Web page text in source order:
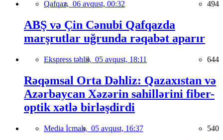
Qafqaz, 06 avqust, 00:32 494
ABŞ və Çin Cənubi Qafqazda
marşrutlar uğrunda rəqabət aparır
Ekspress təhlil, 05 avqust, 18:11 644
Rəqəmsal Orta Dəhliz: Qazaxıstan və
Azərbaycan Xəzərin sahillərini fiber-
optik xətlə birləşdirdi
Media İcmalı, 05 avqust, 16:37 540